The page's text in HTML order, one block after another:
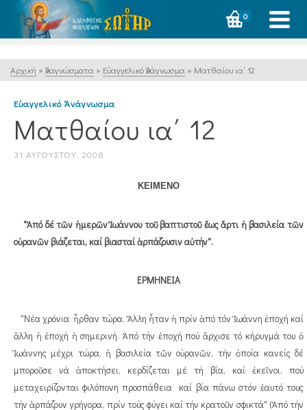
0
Αρχική » Ἀναγνώσματα » Εὐαγγελικό Ἀνάγνωσμα » Ματθαίου ια΄ 12
Εὐαγγελικό Ἀνάγνωσμα
Ματθαίου ια΄ 12
31 ΑΥΓΟΎΣΤΟΥ, 2008
ΚΕΙΜΕΝΟ
"Ἀπό δέ τῶν ἡμερῶν Ἰωάννου τοῦ βαπτιστοῦ ἕως ἄρτι ἡ βασιλεία τῶν
οὐρανῶν βιάζεται, καί βιασταί ἁρπάζουσιν αὐτήν".
ΕΡΜΗΝΕΙΑ
"Νέα χρόνια ἦρθαν τώρα. Ἄλλη ἦταν ἡ πρίν ἀπό τόν Ἰωάννη ἐποχή καί
ἄλλη ἡ ἐποχή ἡ σημερινή. Ἀπό τήν ἐποχή πού ἄρχισε τό κήρυγμά του ὁ
Ἰωάννης μέχρι τώρα, ἡ βασιλεία τῶν οὐρανῶν, τήν ὁποία κανείς δέ
μποροῦσε νά ἀποκτήσει, κερδίζεται μέ τή βία, καί ἐκεῖνοι, πού
μεταχειρίζονται φιλόπονη προσπάθεια καί βία πάνω στόν ἑαυτό τους
τήν ἁρπάζουν γρήγορα, πρίν τούς φύγει καί τήν κρατοῦν σφικτά" (Ἀπό τήν